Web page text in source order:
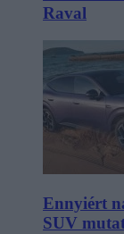
Raval
Ennyiért
SUV